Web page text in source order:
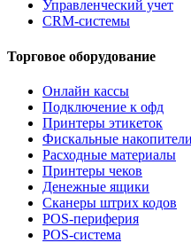
Управленческий учет
CRM-системы
Торговое оборудование
Онлайн кассы
Подключение к офд
Принтеры этикеток
Фискальные накопители
Расходные материалы
Принтеры чеков
Денежные ящики
Сканеры штрих кодов
POS-периферия
POS-система